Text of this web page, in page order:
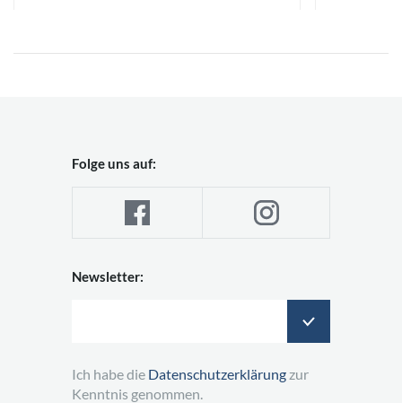
Folge uns auf:
Newsletter:
Ich habe die Datenschutzerklärung zur
Kenntnis genommen.